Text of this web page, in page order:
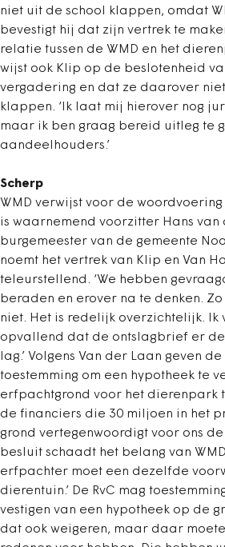
niet uit de school klappen, omdat
bevestigt hij dat zijn vertrek te
relatie tussen de WMD en het
wijst ook Klip op de beslotenheid
vergadering en dat ze daarover
klappen. ‘Ik laat mij hierover nog
maar ik ben graag bereid uitleg te
aandeelhouders.’
Scherp
WMD verwijst voor de
is waarnemend voorzitter Hans van
burgemeester van de gemeente
noemt het vertrek van Klip en Van
teleurstellend. ‘We hebben
beraden en erover na te denken.
niet. Het is redelijk overzichtelijk. Ik
opvallend dat de ontslagbrief er de
lag.’ Volgens Van der Laan geven
toestemming om een hypotheek te
erfpachtgrond voor het dierenpark
de financiers die 30 miljoen in het
grond vertegenwoordigt voor ons
besluit schaadt het belang van
erfpachter moet een dezelfde
dierentuin.’ De RvC mag
vestigen van een hypotheek op de
dat ook weigeren, maar daar